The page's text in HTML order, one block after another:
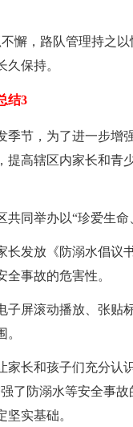
懈，路队管理持之
保持。
结3
季节，为了进一步增
提高辖区内家长和青
共同举办以“珍爱生
长发放《防溺水倡议
事故的危害性。
子屏滚动播放、张贴
家长和孩子们充分认
了防溺水等安全事
实基础。